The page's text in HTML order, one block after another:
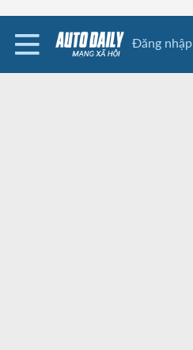
Đăng nhập